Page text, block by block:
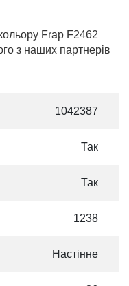
Frap F2462
з наших партнерів
1042387
Так
Так
1238
Настінне